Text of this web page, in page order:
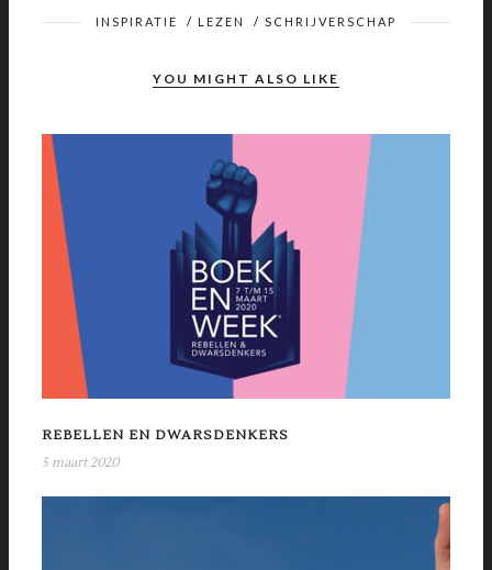
INSPIRATIE / LEZEN / SCHRIJVERSCHAP
YOU MIGHT ALSO LIKE
REBELLEN EN DWARSDENKERS
5 maart 2020